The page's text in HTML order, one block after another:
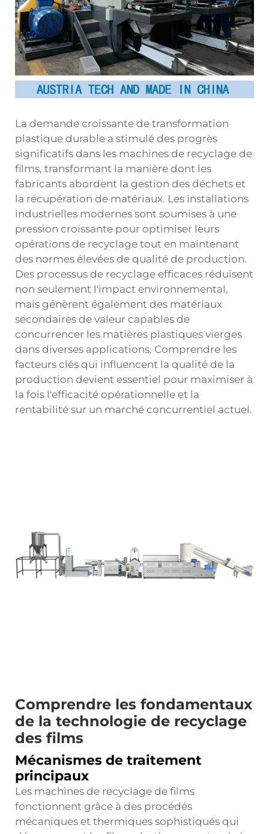
La demande croissante de transformation
plastique durable a stimulé des progrès
significatifs dans les machines de recyclage de
films, transformant la manière dont les
fabricants abordent la gestion des déchets et
la récupération de matériaux. Les installations
industrielles modernes sont soumises à une
pression croissante pour optimiser leurs
opérations de recyclage tout en maintenant
des normes élevées de qualité de production.
Des processus de recyclage efficaces réduisent
non seulement l'impact environnemental,
mais génèrent également des matériaux
secondaires de valeur capables de
concurrencer les matières plastiques vierges
dans diverses applications. Comprendre les
facteurs clés qui influencent la qualité de la
production devient essentiel pour maximiser à
la fois l'efficacité opérationnelle et la
rentabilité sur un marché concurrentiel actuel.
Comprendre les fondamentaux
de la technologie de recyclage
des films
Mécanismes de traitement
principaux
Les machines de recyclage de films
fonctionnent grâce à des procédés
mécaniques et thermiques sophistiqués qui